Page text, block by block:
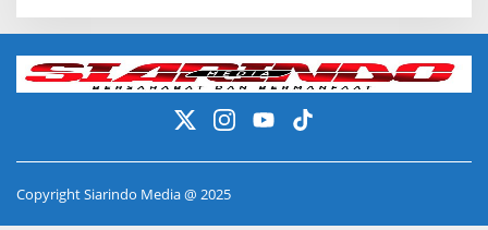
Copyright Siarindo Media @ 2025